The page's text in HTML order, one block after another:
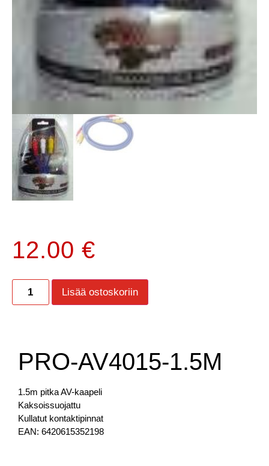
12.00 €
Lisää ostoskoriin
PRO-AV4015-1.5M
1.5m pitka AV-kaapeli
Kaksoissuojattu
Kullatut kontaktipinnat
EAN: 6420615352198